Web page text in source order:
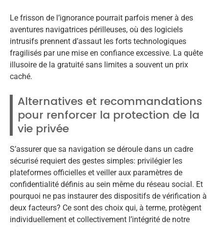
Le frisson de l’ignorance pourrait parfois mener à des
aventures navigatrices périlleuses, où des logiciels
intrusifs prennent d’assaut les forts technologiques
fragilisés par une mise en confiance excessive. La quête
illusoire de la gratuité sans limites a souvent un prix
caché.
Alternatives et recommandations
pour renforcer la protection de la
vie privée
S’assurer que sa navigation se déroule dans un cadre
sécurisé requiert des gestes simples: privilégier les
plateformes officielles et veiller aux paramètres de
confidentialité définis au sein même du réseau social. Et
pourquoi ne pas instaurer des dispositifs de vérification à
deux facteurs? Ce sont des choix qui, à terme, protègent
individuellement et collectivement l’intégrité de notre